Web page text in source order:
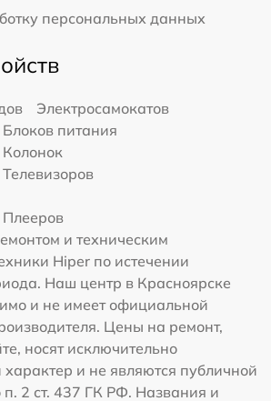
персональных данных
Электросамокатов
Блоков питания
Колонок
Телевизоров
Плееров
и техническим
Hiper по истечении
Наш центр в Красноярске
и не имеет официальной
Цены на ремонт,
носят исключительно
и не являются публичной
п. 2 ст. 437 ГК РФ. Названия и